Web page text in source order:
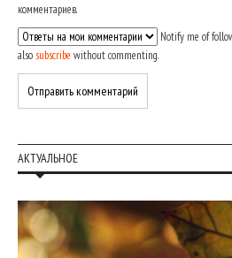
комментариев.
Notify me of
also subscribe without commenting.
АКТУАЛЬНОЕ